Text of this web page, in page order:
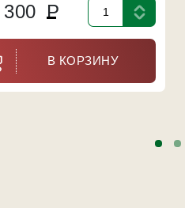
Р
В КОРЗИНУ